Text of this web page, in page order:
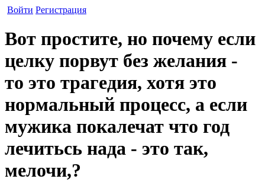
Войти Регистрация
Вот простите, но почему если
целку порвут без желания -
то это трагедия, хотя это
нормальный процесс, а если
мужика покалечат что год
лечитьсь нада - это так,
мелочи,?